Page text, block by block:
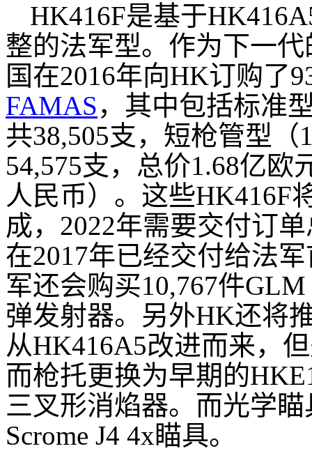
HK416F是基于
整的法军型。作为下一
国在2016年向HK订购了
FAMAS，其中包括标准
共38,505支，短枪管型
54,575支，总价1.68亿欧
人民币）。这些HK416F
成，2022年需要交付订
在2017年已经交付给法
军还会购买10,767件
弹发射器。另外HK还将
从HK416A5改进而来，
而枪托更换为早期的
三叉形消焰器。而光学
Scrome J4 4x瞄具。